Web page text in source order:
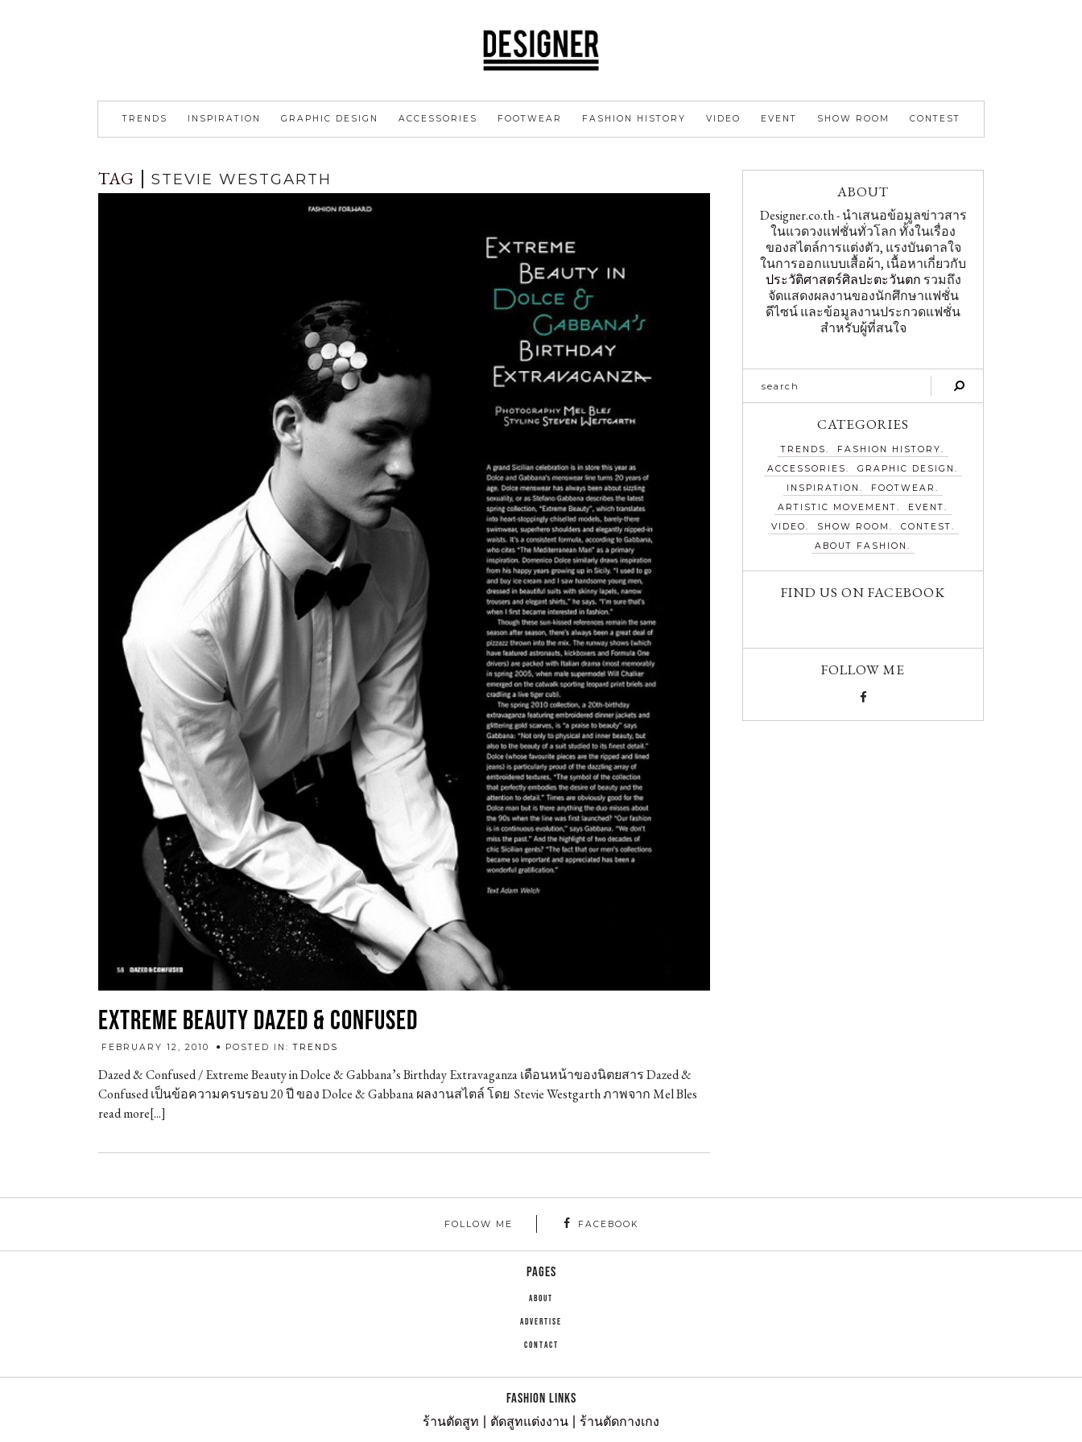
TRENDS INSPIRATION GRAPHIC DESIGN ACCESSORIES FOOTWEAR FASHION HISTORY VIDEO EVENT SHOW ROOM CONTEST
TAG STEVIE WESTGARTH
EXTREME BEAUTY DAZED & CONFUSED
FEBRUARY 12, 2010 POSTED IN: TRENDS
Dazed & Confused / Extreme Beauty in Dolce & Gabbana’s Birthday Extravaganza เดือนหน้าของนิตยสาร Dazed &
Confused เป็นข้อความครบรอบ 20 ปี ของ Dolce & Gabbana ผลงานสไตล์ โดย Stevie Westgarth ภาพจาก Mel Bles
read more[...]
ABOUT
Designer.co.th - นำเสนอข้อมูลข่าวสาร
ในแวดวงแฟชั่นทั่วโลก ทั้งในเรื่อง
ของสไตล์การแต่งตัว, แรงบันดาลใจ
ในการออกแบบเสื้อผ้า, เนื้อหาเกี่ยวกับ
ประวัติศาสตร์ศิลปะตะวันตก รวมถึง
จัดแสดงผลงานของนักศึกษาแฟชั่น
ดีไซน์ และข้อมูลงานประกวดแฟชั่น
สำหรับผู้ที่สนใจ
CATEGORIES
TRENDS
FASHION HISTORY
ACCESSORIES
GRAPHIC DESIGN
INSPIRATION
FOOTWEAR
ARTISTIC MOVEMENT
EVENT
VIDEO
SHOW ROOM
CONTEST
ABOUT FASHION
FIND US ON FACEBOOK
FOLLOW ME
FOLLOW ME FACEBOOK
PAGES
ABOUT
ADVERTISE
CONTACT
FASHION LINKS
ร้านตัดสูท ตัดสูทแต่งงาน ร้านตัดกางเกง